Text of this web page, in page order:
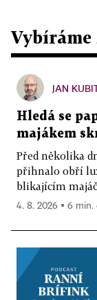
Vybíráme
JAN
Hledá se
majákem
Před několika
přihnalo obří
blikajícím
4. 8. 2026 ▪ 6 min.